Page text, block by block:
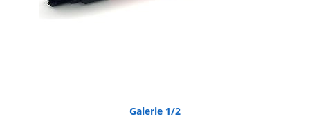
Galerie 1/2